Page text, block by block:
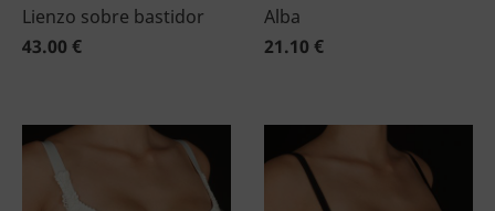
Lienzo sobre bastidor
43.00 €
Alba
21.10 €